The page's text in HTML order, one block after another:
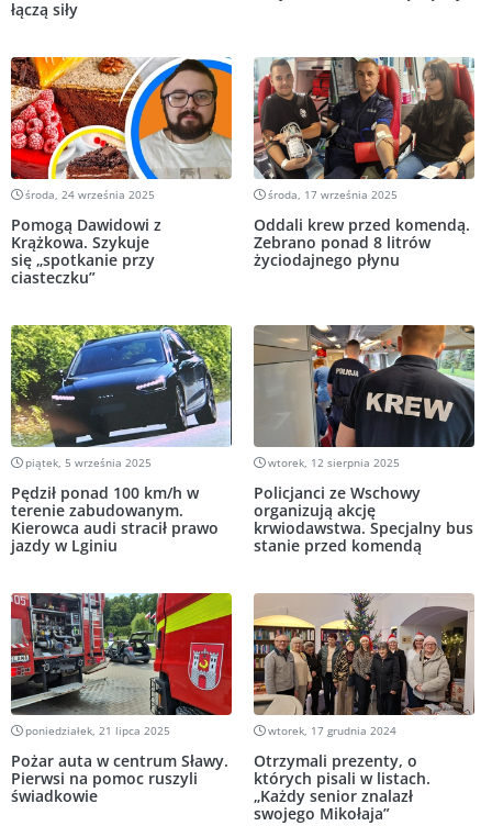
łączą siły
środa, 24 września 2025
Pomogą Dawidowi z
Krążkowa. Szykuje
się „spotkanie przy
ciasteczku”
środa, 17 września 2025
Oddali krew przed komendą.
Zebrano ponad 8 litrów
życiodajnego płynu
piątek, 5 września 2025
Pędził ponad 100 km/h w
terenie zabudowanym.
Kierowca audi stracił prawo
jazdy w Lginiu
wtorek, 12 sierpnia 2025
Policjanci ze Wschowy
organizują akcję
krwiodawstwa. Specjalny bus
stanie przed komendą
poniedziałek, 21 lipca 2025
Pożar auta w centrum Sławy.
Pierwsi na pomoc ruszyli
świadkowie
wtorek, 17 grudnia 2024
Otrzymali prezenty, o
których pisali w listach.
„Każdy senior znalazł
swojego Mikołaja”